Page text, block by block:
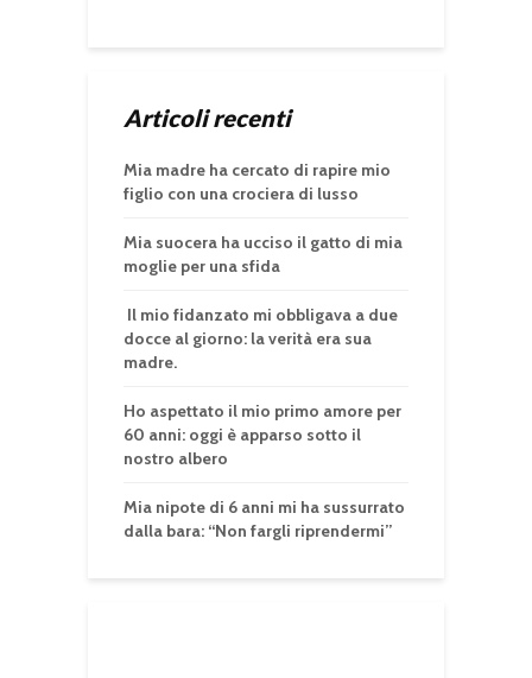
Articoli recenti
Mia madre ha cercato di rapire mio
figlio con una crociera di lusso
Mia suocera ha ucciso il gatto di mia
moglie per una sfida
Il mio fidanzato mi obbligava a due
docce al giorno: la verità era sua
madre.
Ho aspettato il mio primo amore per
60 anni: oggi è apparso sotto il
nostro albero
Mia nipote di 6 anni mi ha sussurrato
dalla bara: “Non fargli riprendermi”